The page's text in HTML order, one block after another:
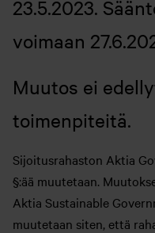
23.5.2023.
voimaan
Muutos ei
toimenpiteitä.
Sijoitusrahaston Aktia
§:ää muutetaan.
Aktia Sustainable
muutetaan siten, että